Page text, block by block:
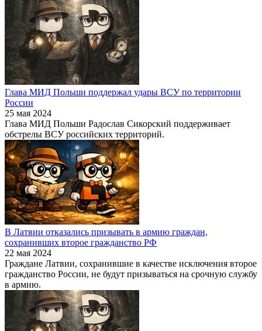
Глава МИД Польши поддержал удары ВСУ по территории
России
25 мая 2024
Глава МИД Польши Радослав Сикорский поддерживает
обстрелы ВСУ российских территорий.
В Латвии отказались призывать в армию граждан,
сохранивших второе гражданство РФ
22 мая 2024
Граждане Латвии, сохранившие в качестве исключения второе
гражданство России, не будут призываться на срочную службу
в армию.